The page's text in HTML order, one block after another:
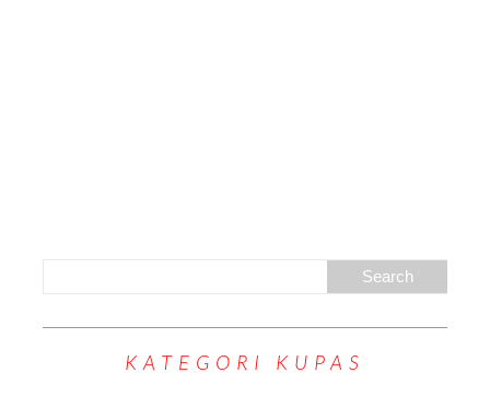
KATEGORI KUPAS